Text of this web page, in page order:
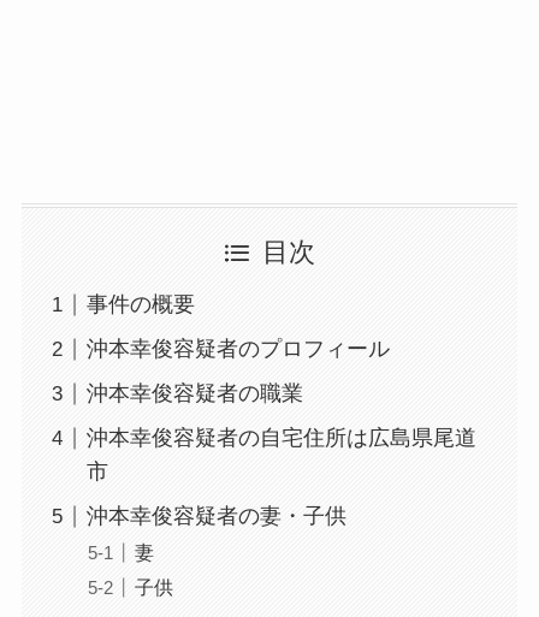
目次
事件の概要
沖本幸俊容疑者のプロフィール
沖本幸俊容疑者の職業
沖本幸俊容疑者の自宅住所は広島県尾道
市
沖本幸俊容疑者の妻・子供
妻
子供